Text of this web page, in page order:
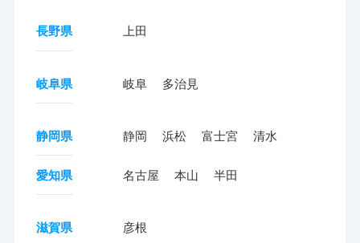
長野県 上田
岐阜県 岐阜 多治見
静岡県 静岡 浜松 富士宮 清水
愛知県 名古屋 本山 半田
滋賀県 彦根